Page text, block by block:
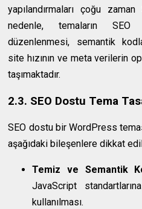
yapılandırmaları çoğu
nedenle, temaların
düzenlenmesi, semantik
site hızının ve meta verilerin
taşımaktadır.
2.3. SEO Dostu Tema
SEO dostu bir WordPress
aşağıdaki bileşenlere dikkat
Temiz ve Semantik
JavaScript
kullanılması.